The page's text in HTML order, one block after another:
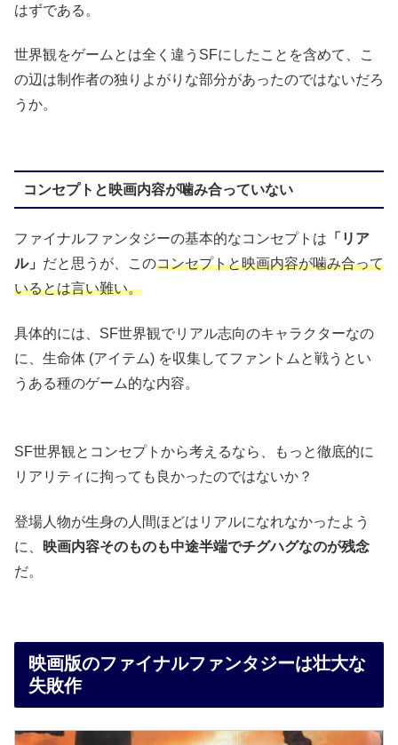
はずである。
世界観をゲームとは全く違うSFにしたことを含めて、こ
の辺は制作者の独りよがりな部分があったのではないだろ
うか。
コンセプトと映画内容が噛み合っていない
ファイナルファンタジーの基本的なコンセプトは 「リア
ル」 だと思うが、このコンセプトと映画内容が噛み合って
いるとは言い難い。
具体的には、SF世界観でリアル志向のキャラクターなの
に、生命体 (アイテム) を収集してファントムと戦うとい
うある種のゲーム的な内容。
SF世界観とコンセプトから考えるなら、もっと徹底的に
リアリティに拘っても良かったのではないか？
登場人物が生身の人間ほどはリアルになれなかったよう
に、
映画内容そのものも中途半端でチグハグなのが残念
だ。
映画版のファイナルファンタジーは壮大な
失敗作